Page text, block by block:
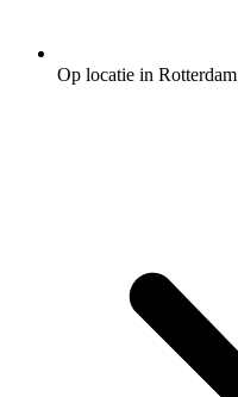
Op locatie in Rotterdam